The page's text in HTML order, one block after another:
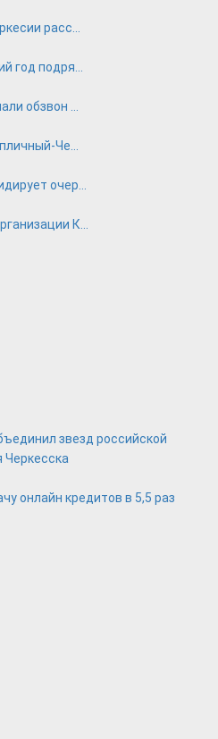
расс...
год подря...
обзвон ...
Че...
очер...
К...
звезд российской
Черкесска
онлайн кредитов в 5,5 раз